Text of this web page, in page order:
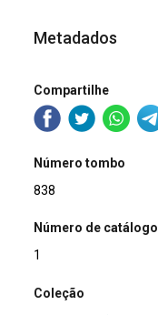
Metadados
Compartilhe
Número tombo
838
Número de catálogo
1
Coleção